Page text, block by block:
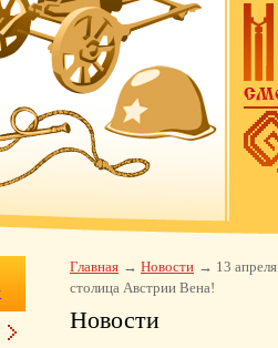
Главная Новости
13
столица Австрии Вена!
Новости